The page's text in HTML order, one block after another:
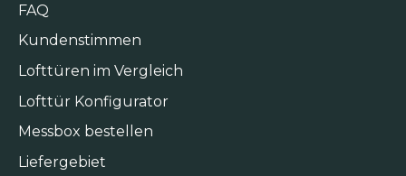
FAQ
Kundenstimmen
Lofttüren im Vergleich
Lofttür Konfigurator
Messbox bestellen
Liefergebiet